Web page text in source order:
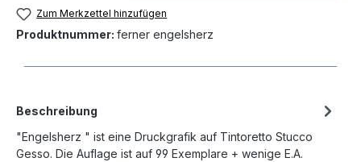
Zum Merkzettel hinzufügen
Produktnummer: ferner engelsherz
Beschreibung
"Engelsherz " ist eine Druckgrafik auf Tintoretto Stucco
Gesso. Die Auflage ist auf 99 Exemplare + wenige E.A.